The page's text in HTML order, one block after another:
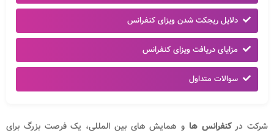
دلایل ریجکت شدن ویزای کنفرانس
مزایای دریافت ویزای کنفرانس
سوالات متداول
شرکت درکنفرانس ها و همایش های بین المللی، یک فرصت بزرگ برای